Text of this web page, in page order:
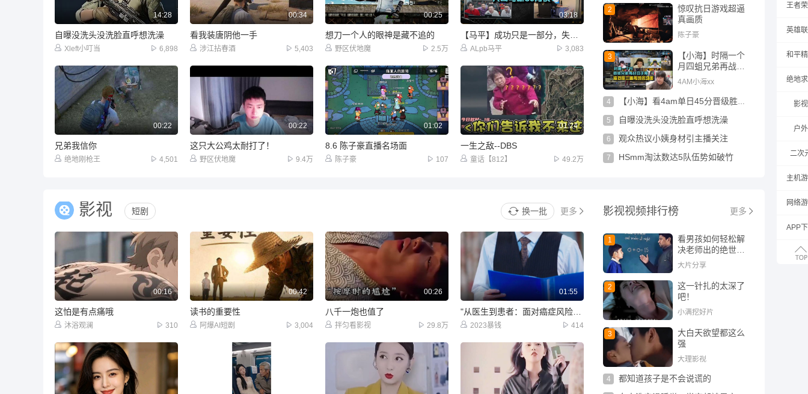
14:28
自曝没洗头没洗脸直呼想洗澡
Xleft小叮当 6,898
00:34
看我装唐阴他一手
涉江拈春酒 5,403
00:25
想刀一个人的眼神是藏不追的
野区伏地魔 2.5万
03:18
ALpb马平 3,083
00:22
兄弟我信你
绝地刚枪王 4,501
00:22
这只大公鸡太耐打了！
野区伏地魔 9.4万
01:02
8.6 陈子豪直播名场面
陈子豪 107
01:24
一生之敌--DBS
童话【812】 49.2万
2
惊叹抗日游戏超逼
真画质
陈子豪
3
【小海】时隔一个
月四蛆兄弟再战豆
子局，海处除三害
再现名场面！
4AM小海xx
4 【小海】看4am单日45分晋级胜者组，张得胜决赛圈喷子开转吃鸡！
5 自曝没洗头没洗脸直呼想洗澡
6 观众热议小姨身材引主播关注
7 HSmm淘汰数达5队伍势如破竹
影视 短剧 换一批 更多
00:16
这怕是有点痛哦
沐浴观澜 310
00:42
读书的重要性
阿爆AI短剧 3,004
00:26
八千一炮也值了
拌匀看影视 29.8万
01:55
"从医生到患者：面对癌症风险和婚姻危机的双重挑战"
2023暴钱 414
更多
影视视频排行榜
1
看男孩如何轻松解
决老师出的绝世难
题
大片分享
2
这一针扎的太深了
吧！
小满挖好片
3
大白天欲望都这么
强
大理影视
4 都知道孩子是不会说谎的
王者
英雄
和平
绝地
影视
户外
二次
主机
网络
APP